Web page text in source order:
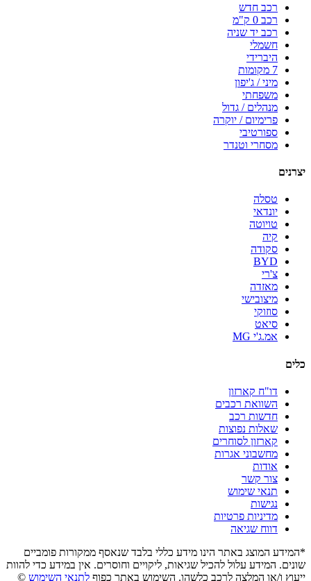
רכב חדש
רכב 0 ק"מ
רכב יד שניה
חשמלי
היברידי
7 מקומות
מיני / ג'יפון
משפחתי
מנהלים / גדול
פרימיום / יוקרה
ספורטיבי
מסחרי וטנדר
יצרנים
טסלה
יונדאי
טויוטה
קיה
סקודה
BYD
צ'רי
מאזדה
מיצובישי
סוזוקי
סיאט
אמ.ג'י MG
כלים
דו"ח קארזון
השוואת רכבים
חדשות רכב
שאלות נפוצות
קארזון לסוחרים
מחשבוני אגרות
אודות
צור קשר
תנאי שימוש
נגישות
מדיניות פרטיות
דווח שגיאה
*המידע המוצג באתר הינו מידע כללי בלבד שנאסף ממקורות פומביים
שונים. המידע עלול להכיל שגיאות, ליקויים וחוסרים. אין במידע כדי להוות
ייעוץ ו/או המלצה לרכב כלשהו. השימוש באתר כפוף לתנאי השימוש ©